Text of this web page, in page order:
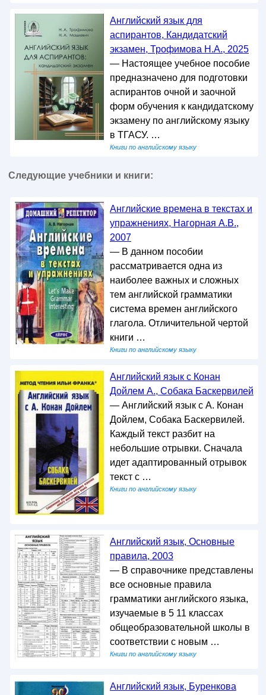
Английский язык для
аспирантов, Кандидатский
экзамен, Трофимова Н.А., 2025
— Настоящее учебное пособие
предназначено для подготовки
аспирантов очной и заочной
форм обучения к кандидатскому
экзамену по английскому языку
в ТГАСУ. …
Книги по английскому языку
Следующие учебники и книги:
Английские времена в текстах и
упражнениях, Нагорная А.В.,
2007
— В данном пособии
рассматривается одна из
наиболее важных и сложных
тем английской грамматики
система времен английского
глагола. Отличительной чертой
книги …
Книги по английскому языку
Английский язык с Конан
Дойлем А., Собака Баскервилей
— Английский язык с А. Конан
Дойлем, Собака Баскервилей.
Каждый текст разбит на
небольшие отрывки. Сначала
идет адаптированный отрывок
текст с …
Книги по английскому языку
Английский язык, Основные
правила, 2003
— В справочнике представлены
все основные правила
грамматики английского языка,
изучаемые в 5 11 классах
общеобразовательной школы в
соответствии с новым …
Книги по английскому языку
Английский язык, Буренкова